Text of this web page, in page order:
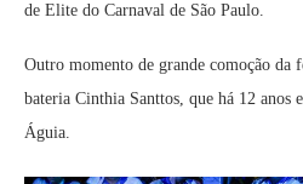
de Elite do Carnaval de São Paulo.
Outro momento de grande comoção da
bateria Cinthia Santtos, que há 12 anos
Águia.